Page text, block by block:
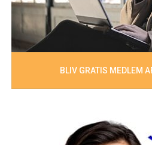
BLIV GRATIS MEDLEM